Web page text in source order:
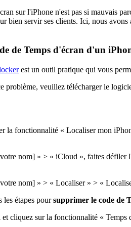
sur l'iPhone n'est pas si mauvais
bien servir ses clients. Ici, nous
de Temps d'écran d'un
est un outil pratique qui vous
problème, veuillez télécharger le
la fonctionnalité « Localiser mon
nom] » > « iCloud », faites défiler
nom] » > « Localiser » > «
les étapes poursupprimer le code de
cliquez sur la fonctionnalité « Temps